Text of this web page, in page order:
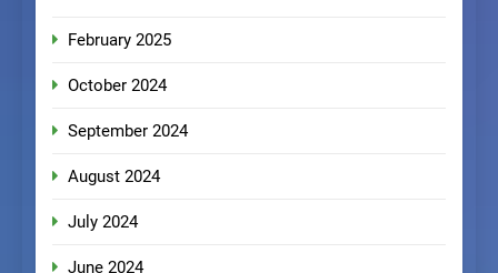
February 2025
October 2024
September 2024
August 2024
July 2024
June 2024